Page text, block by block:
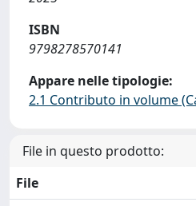
ISBN
9798278570141
Appare nelle tipologie:
2.1 Contributo in volume
File in questo prodotto:
File